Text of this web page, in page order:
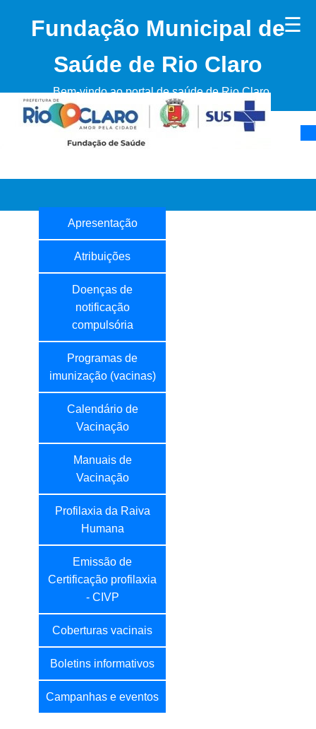
Fundação Municipal de
Saúde de Rio Claro
Bem-vindo ao portal de saúde de Rio Claro
☰
Apresentação
Atribuições
Doenças de
notificação
compulsória
Programas de
imunização (vacinas)
Calendário de
Vacinação
Manuais de
Vacinação
Profilaxia da Raiva
Humana
Emissão de
Certificação profilaxia
- CIVP
Coberturas vacinais
Boletins informativos
Campanhas e eventos